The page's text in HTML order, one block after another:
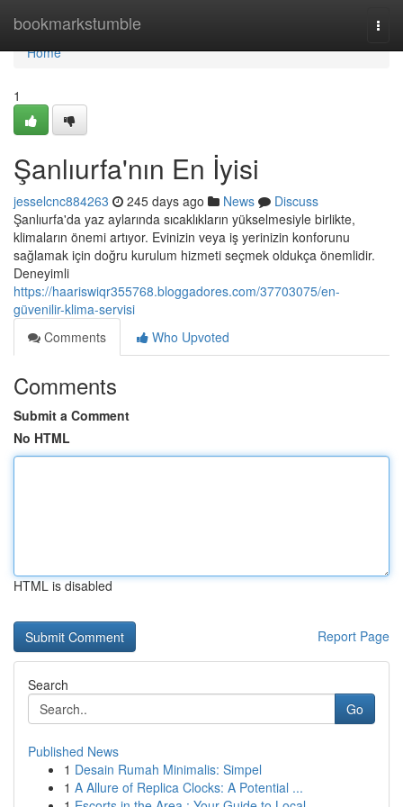
bookmarkstumble
Home
Home
1
Şanlıurfa'nın En İyisi
jesselcnc884263 245 days ago News
Discuss
Şanlıurfa'da yaz aylarında sıcaklıkların yükselmesiyle birlikte,
klimaların önemi artıyor. Evinizin veya iş yerinizin konforunu
sağlamak için doğru kurulum hizmeti seçmek oldukça önemlidir.
Deneyimli
https://haariswiqr355768.bloggadores.com/37703075/en-
güvenilir-klima-servisi
Comments
Who Upvoted
Comments
Submit a Comment
No HTML
HTML is disabled
Report Page
Search
Go
Published News
1 Desain Rumah Minimalis: Simpel
1 A Allure of Replica Clocks: A Potential ...